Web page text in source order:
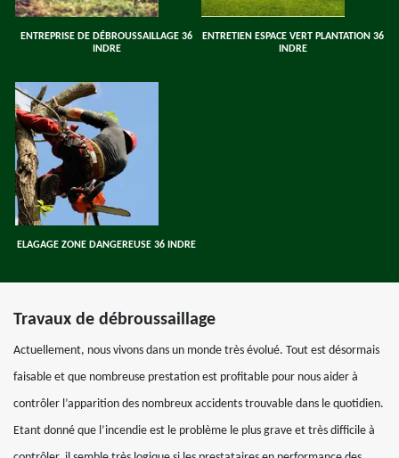
ENTREPRISE DE DÉBROUSSAILLAGE 36
INDRE
ENTRETIEN ESPACE VERT PLANTATION 36
INDRE
ELAGAGE ZONE DANGEREUSE 36 INDRE
Travaux de débroussaillage
Actuellement, nous vivons dans un monde très évolué. Tout est désormais
faisable et que nombreuse prestation est profitable pour nous aider à
contrôler l’apparition des nombreux accidents trouvable dans le quotidien.
Etant donné que l’incendie est le problème le plus grave et très difficile à